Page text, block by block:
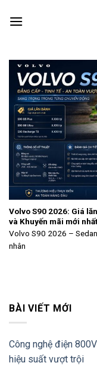
Volvo S90 2026: Giá
và Khuyến mãi mới nhất
Volvo S90 2026 –
nhân
BÀI VIẾT MỚI
Công nghệ điện
hiệu suất vượt trội